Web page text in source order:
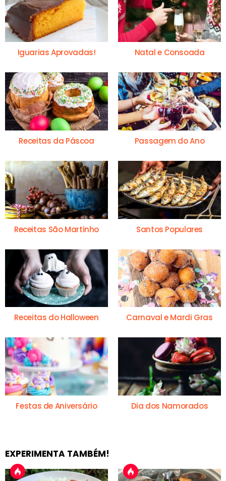
Iguarias Aprovadas! Natal e Consoada
Receitas da Páscoa Passagem do Ano
Receitas São Martinho Santos Populares
Receitas do Halloween Carnaval e Mardi Gras
Festas de Aniversário Dia dos Namorados
EXPERIMENTA TAMBÉM!